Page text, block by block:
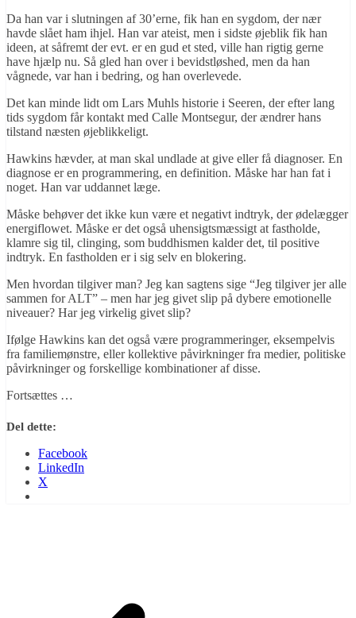
Da han var i slutningen af 30’erne, fik han en sygdom, der nær
havde slået ham ihjel. Han var ateist, men i sidste øjeblik fik han
ideen, at såfremt der evt. er en gud et sted, ville han rigtig gerne
have hjælp nu. Så gled han over i bevidstløshed, men da han
vågnede, var han i bedring, og han overlevede.
Det kan minde lidt om Lars Muhls historie i Seeren, der efter lang
tids sygdom får kontakt med Calle Montsegur, der ændrer hans
tilstand næsten øjeblikkeligt.
Hawkins hævder, at man skal undlade at give eller få diagnoser. En
diagnose er en programmering, en definition. Måske har han fat i
noget. Han var uddannet læge.
Måske behøver det ikke kun være et negativt indtryk, der ødelægger
energiflowet. Måske er det også uhensigtsmæssigt at fastholde,
klamre sig til, clinging, som buddhismen kalder det, til positive
indtryk. En fastholden er i sig selv en blokering.
Men hvordan tilgiver man? Jeg kan sagtens sige “Jeg tilgiver jer alle
sammen for ALT” – men har jeg givet slip på dybere emotionelle
niveauer? Har jeg virkelig givet slip?
Ifølge Hawkins kan det også være programmeringer, eksempelvis
fra familiemønstre, eller kollektive påvirkninger fra medier, politiske
påvirkninger og forskellige kombinationer af disse.
Fortsættes …
Del dette:
Facebook
LinkedIn
X